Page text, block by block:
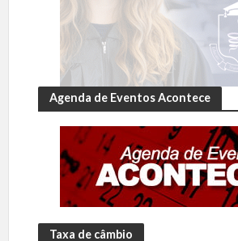
Agenda de Eventos Acontece
Taxa de câmbio